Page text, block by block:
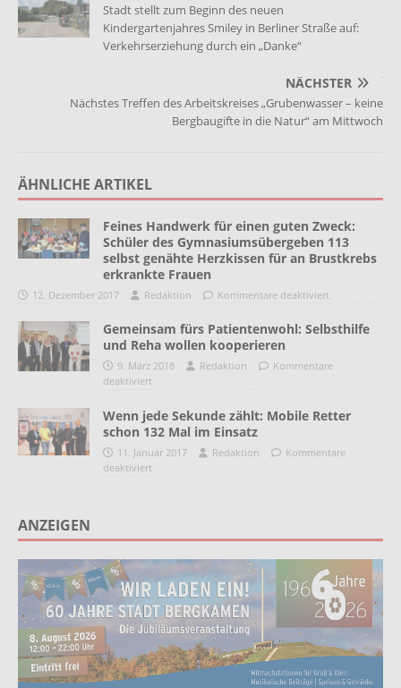
Stadt stellt zum Beginn des neuen
Kindergartenjahres Smiley in Berliner Straße auf:
Verkehrserziehung durch ein „Danke“
NÄCHSTER
Nächstes Treffen des Arbeitskreises „Grubenwasser – keine
Bergbaugifte in die Natur“ am Mittwoch
ÄHNLICHE ARTIKEL
Feines Handwerk für einen guten Zweck:
Schüler des Gymnasiumsübergeben 113
selbst genähte Herzkissen für an Brustkrebs
erkrankte Frauen
12. Dezember 2017 Redaktion Kommentare deaktiviert
Gemeinsam fürs Patientenwohl: Selbsthilfe
und Reha wollen kooperieren
9. März 2018 Redaktion
Kommentare
deaktiviert
Wenn jede Sekunde zählt: Mobile Retter
schon 132 Mal im Einsatz
11. Januar 2017 Redaktion
Kommentare
deaktiviert
ANZEIGEN